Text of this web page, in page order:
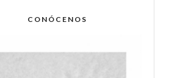
CONÓCENOS